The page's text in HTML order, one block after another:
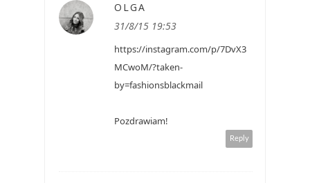
OLGA
31/8/15 19:53
https://instagram.com/p/7DvX3
MCwoM/?taken-
by=fashionsblackmail
Pozdrawiam!
Reply